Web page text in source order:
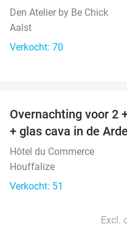
Den Atelier by Be Chick
Aalst
Verkocht: 70
Overnachting voor 2
+ glas cava in de
Hôtel du Commerce
Houffalize
Verkocht: 51
Excl.